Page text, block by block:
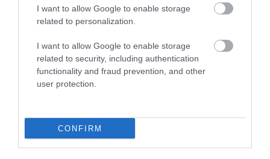
I want to allow Google to enable storage
related to personalization.
I want to allow Google to enable storage
related to security, including authentication
functionality and fraud prevention, and other
user protection.
CONFIRM
Μπαλατσούκας pagenews.gr:«Η κυβέρνηση θυμάται τους
πυροσβέστες όταν τους λέει ήρωες–όχι όταν ζητούν